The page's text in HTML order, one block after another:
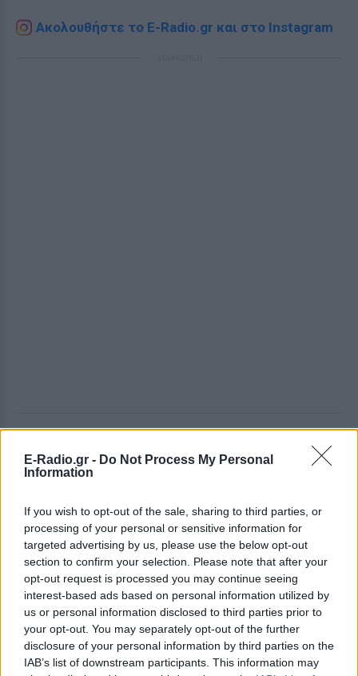
E-Radio.gr - Do Not Process My Personal
Information
If you wish to opt-out of the sale, sharing to third parties, or
processing of your personal or sensitive information for
targeted advertising by us, please use the below opt-out
section to confirm your selection. Please note that after your
opt-out request is processed you may continue seeing
interest-based ads based on personal information utilized by
us or personal information disclosed to third parties prior to
your opt-out. You may separately opt-out of the further
disclosure of your personal information by third parties on the
IAB’s list of downstream participants. This information may
Ακολουθήστε το E-Radio.gr και στο Instagram
Γιατί τα κομπλιμέντα σε
φέρνουν σε δύσκολη θέση (και
τι λέει η ψυχολογία)
ΣΉΜΕΡΑ
Από πού ξεκινά η αμηχανία όταν σε
επαινούν
3 σημάδια πως χρειάζεσαι
βιταμίνη D